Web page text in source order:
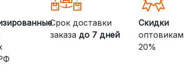
Срок доставки
заказадо 7 дней
Скидки
20%